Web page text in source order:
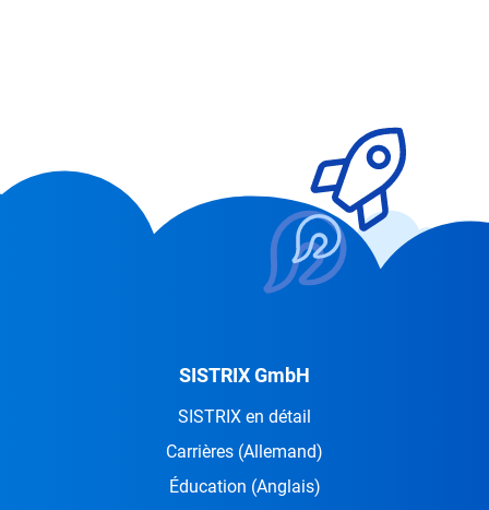
SISTRIX GmbH
SISTRIX en détail
Carrières (Allemand)
Éducation (Anglais)